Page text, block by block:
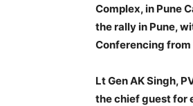
Complex, in Pune
the rally in Pune,
Conferencing from
Lt Gen AK Singh,
the chief guest for